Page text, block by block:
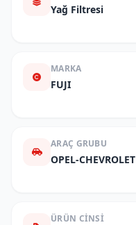
Yağ Filtresi
MARKA
FUJI
ARAÇ GRUBU
OPEL-CHEVROLET
ÜRÜN CINSI